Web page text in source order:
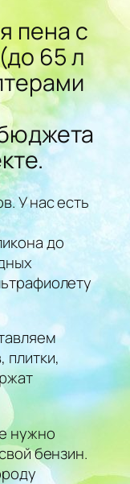
пена с
65 л
У нас есть
до
плитки,
нужно
бензин.